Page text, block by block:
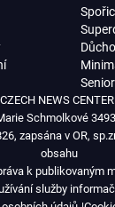
NEWS
Schmolkové
zapsána v OR,
obsahu
k publikovaným
služby